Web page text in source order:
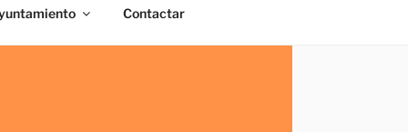
Contactar